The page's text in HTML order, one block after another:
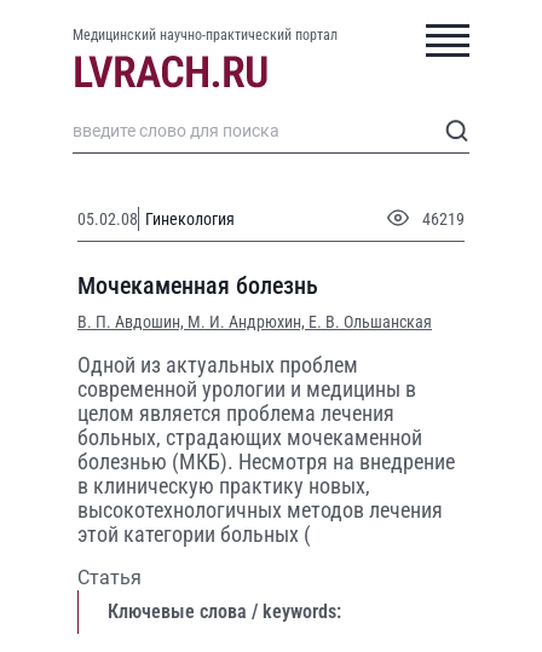
Медицинский научно-практический портал
05.02.08 Гинекология 46219
Мочекаменная болезнь
В. П. Авдошин, М. И. Андрюхин, Е. В. Ольшанская
Одной из актуальных проблем
современной урологии и медицины в
целом является проблема лечения
больных, страдающих мочекаменной
болезнью (МКБ). Несмотря на внедрение
в клиническую практику новых,
высокотехнологичных методов лечения
этой категории больных (
Статья
Ключевые слова / keywords: